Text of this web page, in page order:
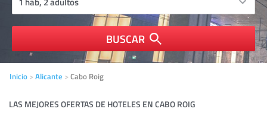
BUSCAR
Inicio Alicante Cabo Roig
LAS MEJORES OFERTAS DE HOTELES EN CABO ROIG